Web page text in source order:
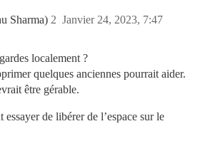
Sharma) Janvier 24, 2023, 7:47
2
localement ?
quelques anciennes pourrait aider.
être gérable.
de libérer de l’espace sur le